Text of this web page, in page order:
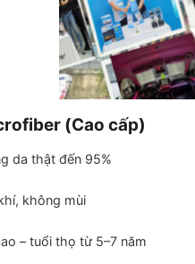
(Cao cấp)
da thật đến 95%
không mùi
– tuổi thọ từ 5–7 năm